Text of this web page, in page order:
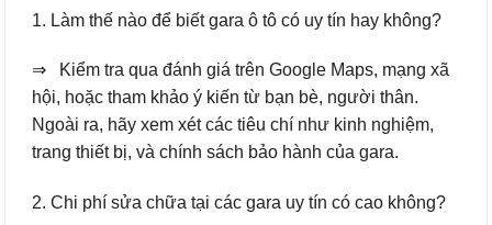
1. Làm thế nào để biết gara ô tô có uy tín hay không?
⇒ Kiểm tra qua đánh giá trên Google Maps, mạng xã
hội, hoặc tham khảo ý kiến từ bạn bè, người thân.
Ngoài ra, hãy xem xét các tiêu chí như kinh nghiệm,
trang thiết bị, và chính sách bảo hành của gara.
2. Chi phí sửa chữa tại các gara uy tín có cao không?